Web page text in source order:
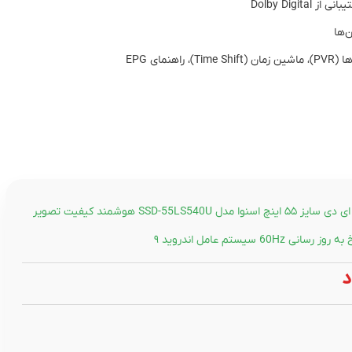
تلویزیون ال ای دی سایز ۵۵ اینچ اسنوا مدل SSD-55LS540U هوشمند کیفیت تصویر